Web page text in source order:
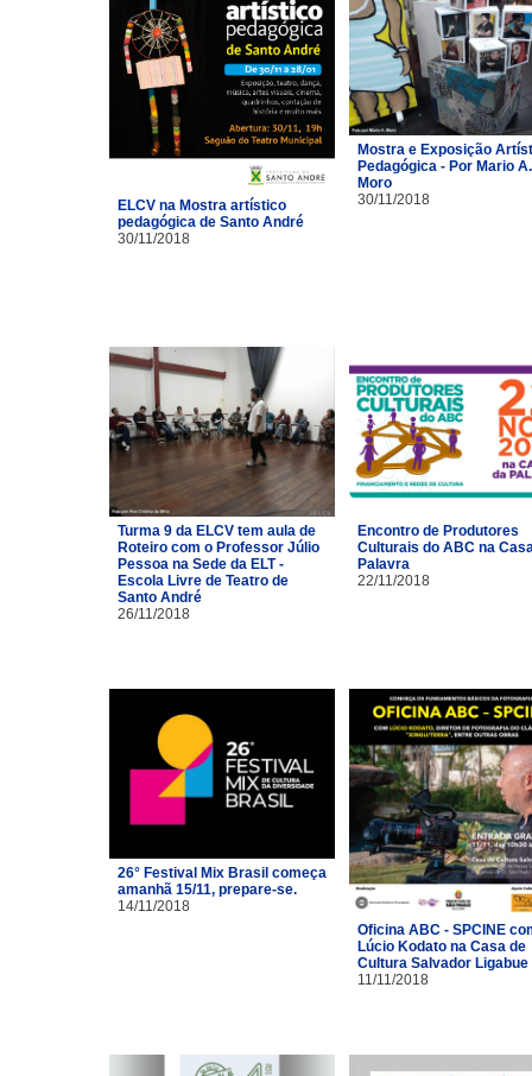
ELCV na Mostra artístico
pedagógica de Santo André
30/11/2018
Mostra e Exposição
Pedagógica - Por Mario A.
Moro
30/11/2018
Turma 9 da ELCV tem aula de
Roteiro com o Professor Júlio
Pessoa na Sede da ELT -
Escola Livre de Teatro de
Santo André
26/11/2018
Encontro de Produtores
Culturais do ABC na
Palavra
22/11/2018
26° Festival Mix Brasil começa
amanhã 15/11, prepare-se.
14/11/2018
Oficina ABC - SPCINE
Lúcio Kodato na Casa de
Cultura Salvador Ligabue
11/11/2018